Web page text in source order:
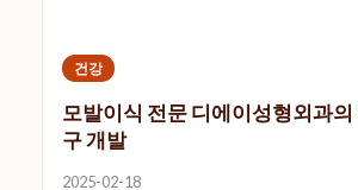
건강
모발이식 전문 디에이성형외과의
구 개발
2025-02-18